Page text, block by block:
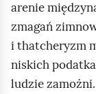
arenie
zmagań
i thatcheryzm
niskich
ludzie